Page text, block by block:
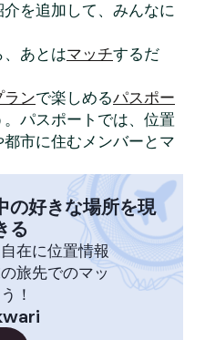
を追加して、みんなに
あとはマッチするだ
ランで楽しめるパスポー
パスポートでは、位置
市に住むメンバーとマ
の好きな場所を現
る
在に位置情報
旅先でのマッ
！